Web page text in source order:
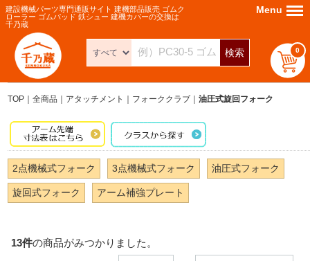
建設機械パーツ専門通販サイト 建機部品販売 ゴムク
ローラー ゴムパッド 鉄シュー 建機カバーの交換は
千乃蔵
検索 0
Menu Menu
TOP 全商品 アタッチメント フォーククラブ 油圧式旋回フォーク
2点機械式フォーク 3点機械式フォーク 油圧式フォーク
旋回式フォーク アーム補強プレート
13件の商品がみつかりました。